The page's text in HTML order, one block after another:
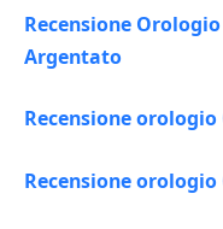
Recensione
Argentato
Recensione
Recensione